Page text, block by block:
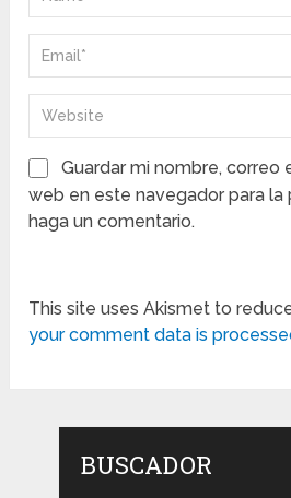
Guardar mi nombre, correo
web en este navegador para la
haga un comentario.
This site uses Akismet to
your comment data is
BUSCADOR